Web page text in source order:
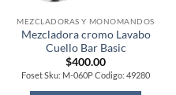
MEZCLADORAS Y MONOMANDOS
Mezcladora cromo Lavabo
Cuello Bar Basic
$400.00
Foset Sku: M-060P Codigo: 49280